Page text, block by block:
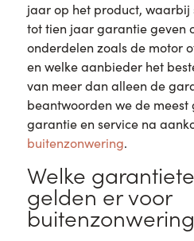
jaar op het product,
tot tien jaar garantie geven
onderdelen zoals de motor
en welke aanbieder het
van meer dan alleen de
beantwoorden we de
garantie en service na
buitenzonwering.
Welke
gelden er voor